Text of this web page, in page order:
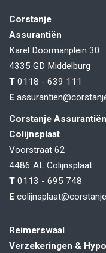
Corstanje
Assurantiën
Karel Doormanplein 30
4335 GD Middelburg
T 0118 - 639 111
E
Corstanje Assurantiën
Colijnsplaat
Voorstraat 62
4486 AL Colijnsplaat
T 0113 - 695 748
E
Reimerswaal
Verzekeringen &